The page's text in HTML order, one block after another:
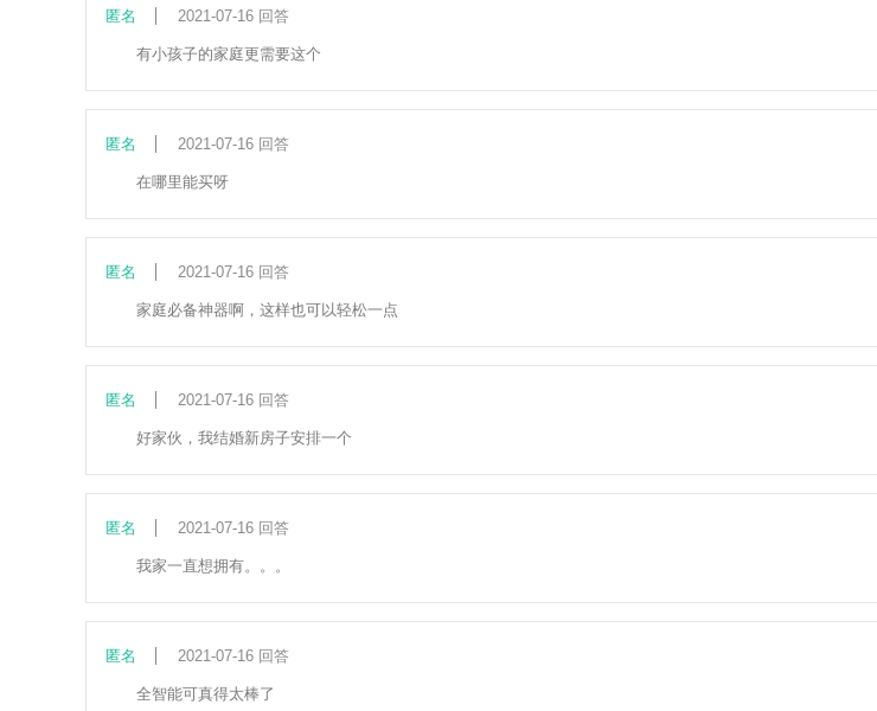
匿名 2021-07-16 回答
有小孩子的家庭更需要这个
匿名 2021-07-16 回答
在哪里能买呀
匿名 2021-07-16 回答
家庭必备神器啊，这样也可以轻松一点
匿名 2021-07-16 回答
好家伙，我结婚新房子安排一个
匿名 2021-07-16 回答
我家一直想拥有。。。
匿名 2021-07-16 回答
全智能可真得太棒了